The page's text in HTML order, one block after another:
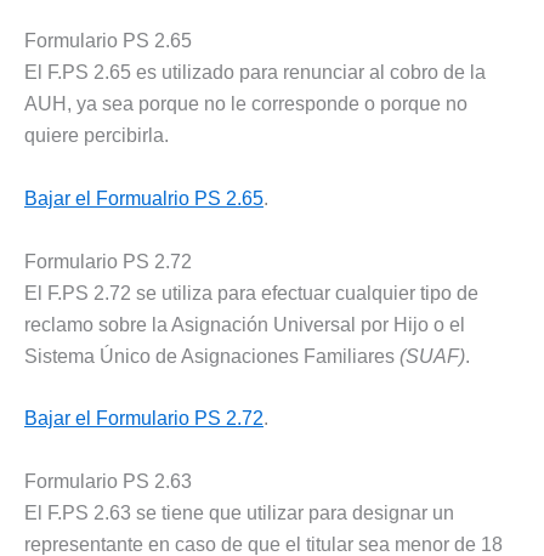
Formulario PS 2.65
El F.PS 2.65 es utilizado para renunciar al cobro de la
AUH, ya sea porque no le corresponde o porque no
quiere percibirla.
Bajar el Formualrio PS 2.65.
Formulario PS 2.72
El F.PS 2.72 se utiliza para efectuar cualquier tipo de
reclamo sobre la Asignación Universal por Hijo o el
Sistema Único de Asignaciones Familiares (SUAF).
Bajar el Formulario PS 2.72.
Formulario PS 2.63
El F.PS 2.63 se tiene que utilizar para designar un
representante en caso de que el titular sea menor de 18